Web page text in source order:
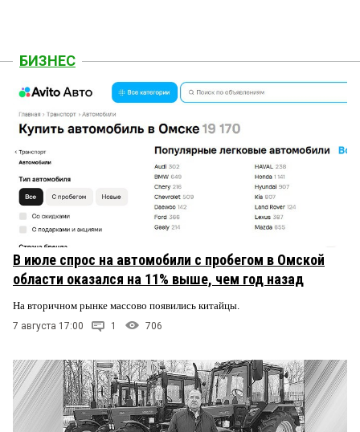
БИЗНЕС
В июле спрос на автомобили с пробегом в Омской
области оказался на 11% выше, чем год назад
На вторичном рынке массово появились китайцы.
7 августа 17:00 1 706